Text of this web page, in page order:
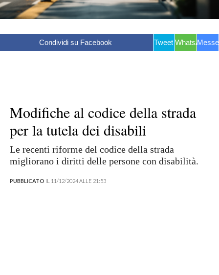
Condividi su Facebook Tweet WhatsApp
Modifiche al codice della strada
per la tutela dei disabili
Le recenti riforme del codice della strada
migliorano i diritti delle persone con disabilità.
PUBBLICATO IL 11/12/2024 ALLE 21:53